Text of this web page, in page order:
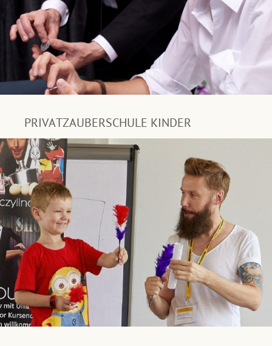
PRIVATZAUBERSCHULE KINDER